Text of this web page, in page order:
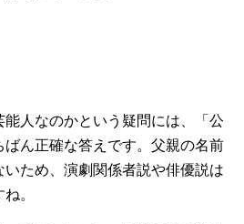
能人なのかという疑問には、「公
ん正確な答えです。父親の名前
ため、演劇関係者説や俳優説は
。